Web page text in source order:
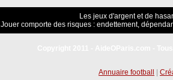
Les jeux d'argent et de
Jouer comporte des risques : endettement,
Annuaire football